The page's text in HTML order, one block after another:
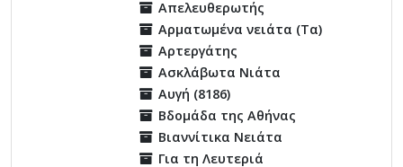
Απελευθερωτής
Αρματωμένα νειάτα (Τα)
Αρτεργάτης
Ασκλάβωτα Νιάτα
Αυγή (8186)
Βδομάδα της Αθήνας
Βιαννίτικα Νειάτα
Για τη Λευτεριά